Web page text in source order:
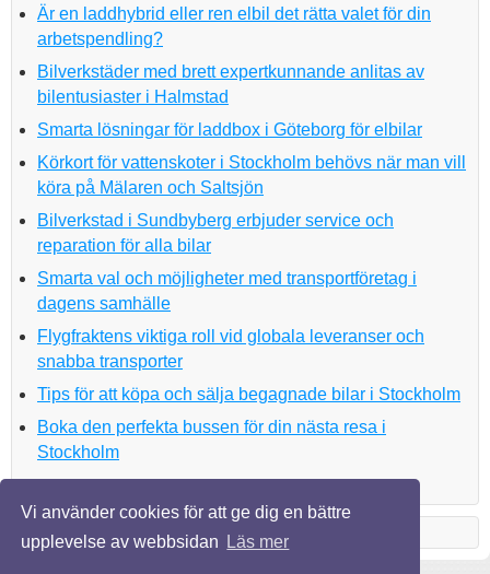
Vi använder cookies för att ge dig en bättre
upplevelse av webbsidan
Läs mer
Är en laddhybrid eller ren elbil det rätta valet för din
arbetspendling?
Bilverkstäder med brett expertkunnande anlitas av
bilentusiaster i Halmstad
Smarta lösningar för laddbox i Göteborg för elbilar
Körkort för vattenskoter i Stockholm behövs när man vill
köra på Mälaren och Saltsjön
Bilverkstad i Sundbyberg erbjuder service och
reparation för alla bilar
Smarta val och möjligheter med transportföretag i
dagens samhälle
Flygfraktens viktiga roll vid globala leveranser och
snabba transporter
Tips för att köpa och sälja begagnade bilar i Stockholm
Boka den perfekta bussen för din nästa resa i
Stockholm